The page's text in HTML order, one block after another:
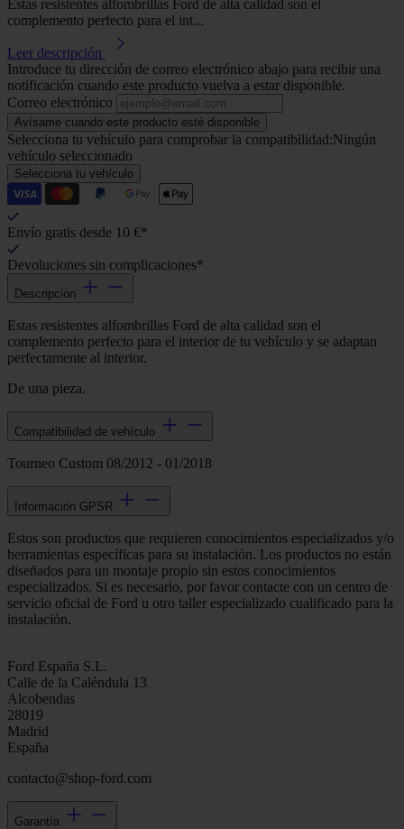
Estas resistentes alfombrillas Ford de alta calidad son el
complemento perfecto para el int...
Leer descripción
Introduce tu dirección de correo electrónico abajo para recibir una
notificación cuando este producto vuelva a estar disponible.
Correo electrónico
Avísame cuando este producto esté disponible
Selecciona tu vehículo para comprobar la compatibilidad:Ningún
vehículo seleccionado
Selecciona tu vehículo
Envío gratis desde 10 €*
Devoluciones sin complicaciones*
Descripción
Estas resistentes alfombrillas Ford de alta calidad son el
complemento perfecto para el interior de tu vehículo y se adaptan
perfectamente al interior.
De una pieza.
Compatibilidad de vehículo
Tourneo Custom 08/2012 - 01/2018
Información GPSR
Estos son productos que requieren conocimientos especializados y/o
herramientas específicas para su instalación. Los productos no están
diseñados para un montaje propio sin estos conocimientos
especializados. Si es necesario, por favor contacte con un centro de
servicio oficial de Ford u otro taller especializado cualificado para la
instalación.
Ford España S.L.
Calle de la Caléndula 13
Alcobendas
28019
Madrid
España
contacto@shop-ford.com
Garantía